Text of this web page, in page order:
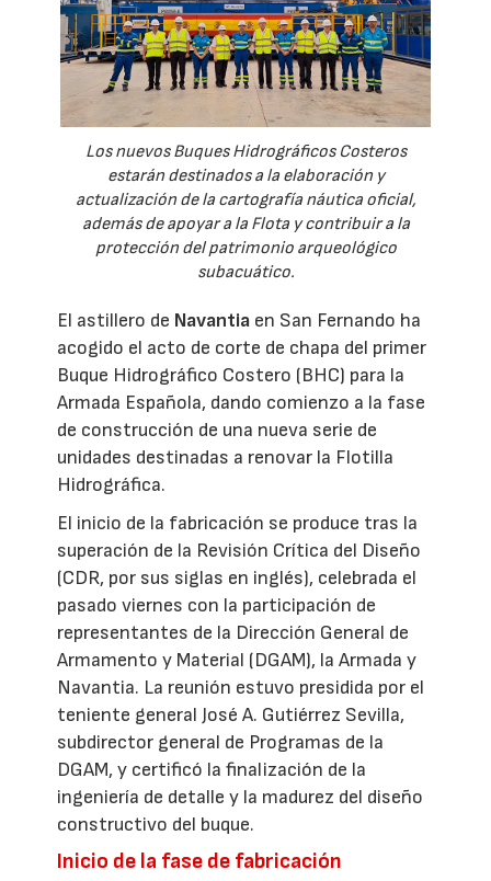
Los nuevos Buques Hidrográficos Costeros
estarán destinados a la elaboración y
actualización de la cartografía náutica oficial,
además de apoyar a la Flota y contribuir a la
protección del patrimonio arqueológico
subacuático.
El astillero de Navantia en San Fernando ha
acogido el acto de corte de chapa del primer
Buque Hidrográfico Costero (BHC) para la
Armada Española, dando comienzo a la fase
de construcción de una nueva serie de
unidades destinadas a renovar la Flotilla
Hidrográfica.
El inicio de la fabricación se produce tras la
superación de la Revisión Crítica del Diseño
(CDR, por sus siglas en inglés), celebrada el
pasado viernes con la participación de
representantes de la Dirección General de
Armamento y Material (DGAM), la Armada y
Navantia. La reunión estuvo presidida por el
teniente general José A. Gutiérrez Sevilla,
subdirector general de Programas de la
DGAM, y certificó la finalización de la
ingeniería de detalle y la madurez del diseño
constructivo del buque.
Inicio de la fase de fabricación